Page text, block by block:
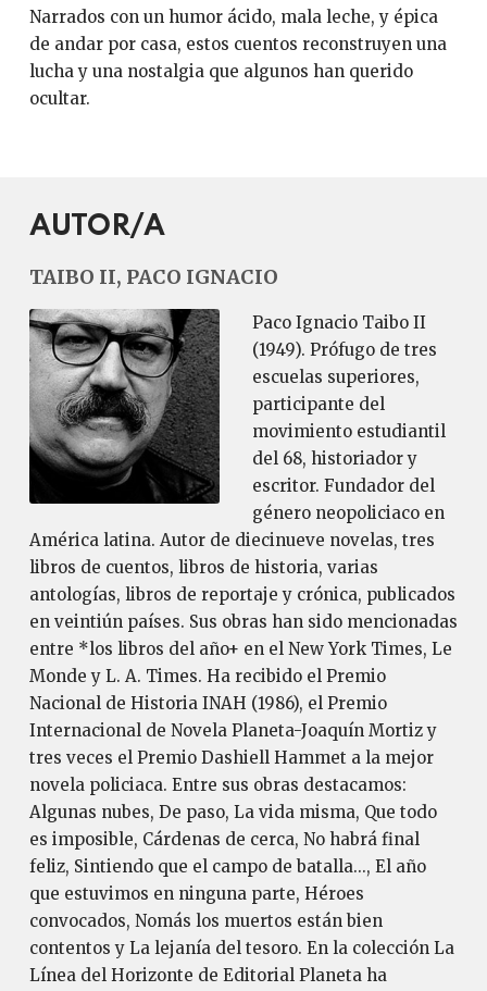
Narrados con un humor ácido, mala leche, y épica
de andar por casa, estos cuentos reconstruyen una
lucha y una nostalgia que algunos han querido
ocultar.
AUTOR/A
TAIBO II, PACO IGNACIO
Paco Ignacio Taibo II
(1949). Prófugo de tres
escuelas superiores,
participante del
movimiento estudiantil
del 68, historiador y
escritor. Fundador del
género neopoliciaco en
América latina. Autor de diecinueve novelas, tres
libros de cuentos, libros de historia, varias
antologías, libros de reportaje y crónica, publicados
en veintiún países. Sus obras han sido mencionadas
entre *los libros del año+ en el New York Times, Le
Monde y L. A. Times. Ha recibido el Premio
Nacional de Historia INAH (1986), el Premio
Internacional de Novela Planeta-Joaquín Mortiz y
tres veces el Premio Dashiell Hammet a la mejor
novela policiaca. Entre sus obras destacamos:
Algunas nubes, De paso, La vida misma, Que todo
es imposible, Cárdenas de cerca, No habrá final
feliz, Sintiendo que el campo de batalla..., El año
que estuvimos en ninguna parte, Héroes
convocados, Nomás los muertos están bien
contentos y La lejanía del tesoro. En la colección La
Línea del Horizonte de Editorial Planeta ha